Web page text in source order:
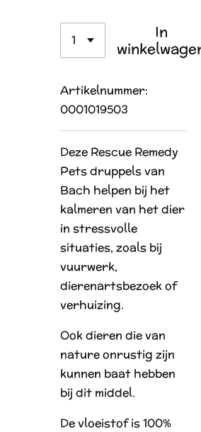
In
Artikelnummer:
0001019503
Deze Rescue Remedy
Pets druppels van
Bach helpen bij het
kalmeren van het dier
in stressvolle
situaties, zoals bij
vuurwerk,
dierenartsbezoek of
verhuizing.
Ook dieren die van
nature onrustig zijn
kunnen baat hebben
bij dit middel.
De vloeistof is 100%